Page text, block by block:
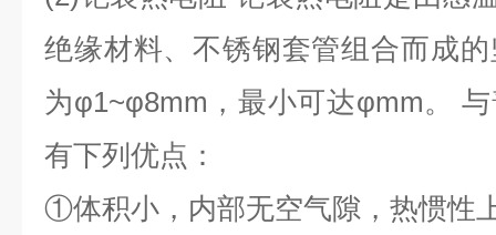
绝缘材料、不锈钢套管组合而成
为φ1~φ8mm，最小可达φmm。
有下列优点：
①体积小，内部无空气隙，热惯性